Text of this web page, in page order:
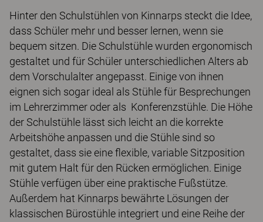
Hinter den Schulstühlen von Kinnarps steckt die Idee,
dass Schüler mehr und besser lernen, wenn sie
bequem sitzen. Die Schulstühle wurden ergonomisch
gestaltet und für Schüler unterschiedlichen Alters ab
dem Vorschulalter angepasst. Einige von ihnen
eignen sich sogar ideal als Stühle für Besprechungen
im Lehrerzimmer oder als Konferenzstühle. Die Höhe
der Schulstühle lässt sich leicht an die korrekte
Arbeitshöhe anpassen und die Stühle sind so
gestaltet, dass sie eine flexible, variable Sitzposition
mit gutem Halt für den Rücken ermöglichen. Einige
Stühle verfügen über eine praktische Fußstütze.
Außerdem hat Kinnarps bewährte Lösungen der
klassischen Bürostühle integriert und eine Reihe der